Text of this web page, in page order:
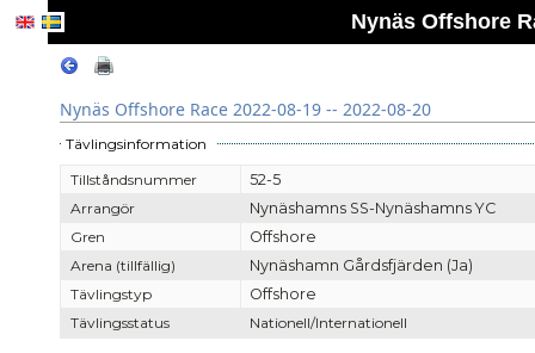
Nynäs Offshore
Nynäs Offshore Race 2022-08-19 -- 2022-08-20
Tävlingsinformation
Tillståndsnummer
52-5
Arrangör
Nynäshamns SS-Nynäshamns YC
Gren
Offshore
Arena (tillfällig)
Nynäshamn Gårdsfjärden (Ja)
Tävlingstyp
Offshore
Tävlingsstatus
Nationell/Internationell